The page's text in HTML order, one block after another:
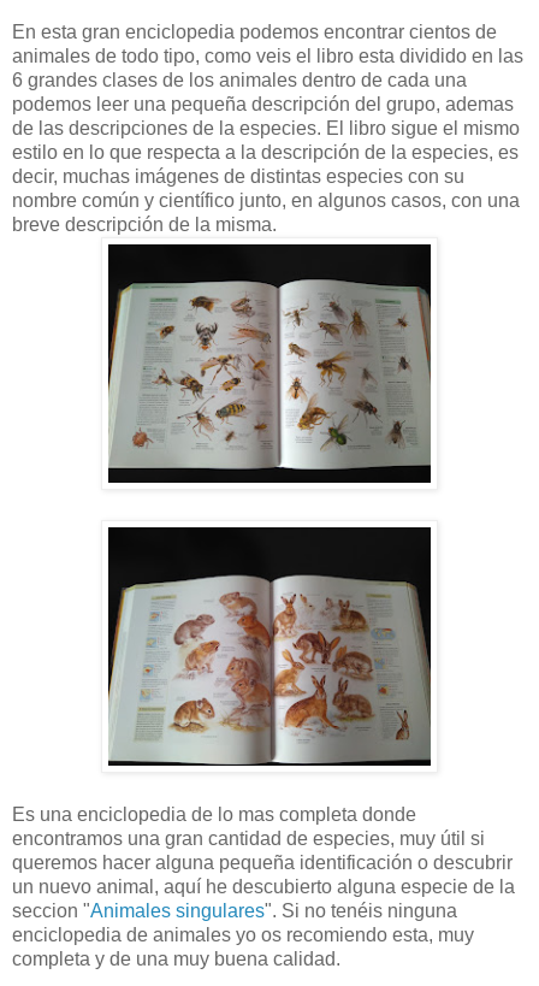
En esta gran enciclopedia podemos encontrar cientos de
animales de todo tipo, como veis el libro esta dividido en las
6 grandes clases de los animales dentro de cada una
podemos leer una pequeña descripción del grupo, ademas
de las descripciones de la especies. El libro sigue el mismo
estilo en lo que respecta a la descripción de la especies, es
decir, muchas imágenes de distintas especies con su
nombre común y científico junto, en algunos casos, con una
breve descripción de la misma.
Es una enciclopedia de lo mas completa donde
encontramos una gran cantidad de especies, muy útil si
queremos hacer alguna pequeña identificación o descubrir
un nuevo animal, aquí he descubierto alguna especie de la
seccion "Animales singulares". Si no tenéis ninguna
enciclopedia de animales yo os recomiendo esta, muy
completa y de una muy buena calidad.